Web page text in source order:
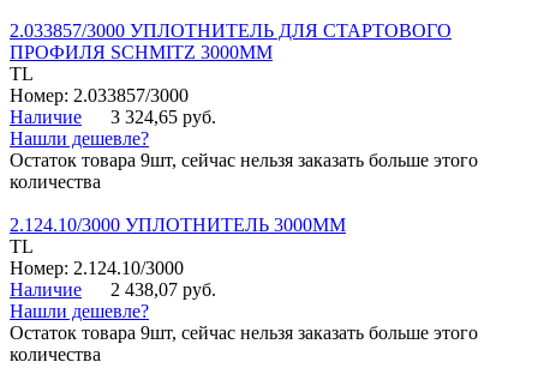
2.033857/3000 УПЛОТНИТЕЛЬ ДЛЯ СТАРТОВОГО
ПРОФИЛЯ SCHMITZ 3000ММ
TL
Номер: 2.033857/3000
Наличие
3 324,65 руб.
Нашли дешевле?
Остаток товара 9шт, сейчас нельзя заказать больше этого
количества
2.124.10/3000 УПЛОТНИТЕЛЬ 3000ММ
TL
Номер: 2.124.10/3000
Наличие
2 438,07 руб.
Нашли дешевле?
Остаток товара 9шт, сейчас нельзя заказать больше этого
количества